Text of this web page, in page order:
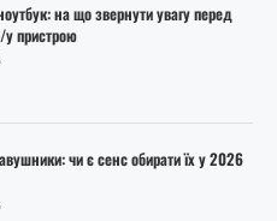
на що звернути увагу перед
у пристрою
чи є сенс обирати їх у 2026